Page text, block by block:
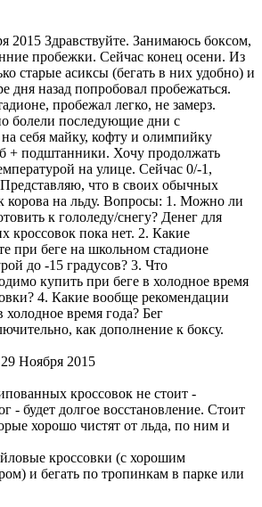
2015 Здравствуйте. Занимаюсь боксом,
пробежки. Сейчас конец осени. Из
старые асиксы (бегать в них удобно) и
дня назад попробовал пробежаться.
пробежал легко, не замерз.
болели последующие дни с
себя майку, кофту и олимпийку
+ подштанники. Хочу продолжать
на улице. Сейчас 0/-1,
Представляю, что в своих обычных
корова на льду. Вопросы: 1. Можно ли
к гололеду/снегу? Денег для
кроссовок пока нет. 2. Какие
при беге на школьном стадионе
до -15 градусов? 3. Что
купить при беге в холодное время
4. Какие вообще рекомендации
холодное время года? Бег
как дополнение к боксу.
29 Ноября 2015
кроссовок не стоит -
- будет долгое восстановление. Стоит
хорошо чистят от льда, по ним и
кроссовки (с хорошим
и бегать по тропинкам в парке или